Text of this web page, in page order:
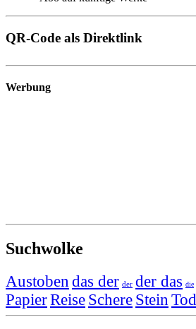
QR-Code als Direktlink
Werbung
Suchwolke
Austoben das der der der das die
PapierReise Schere Stein Tod